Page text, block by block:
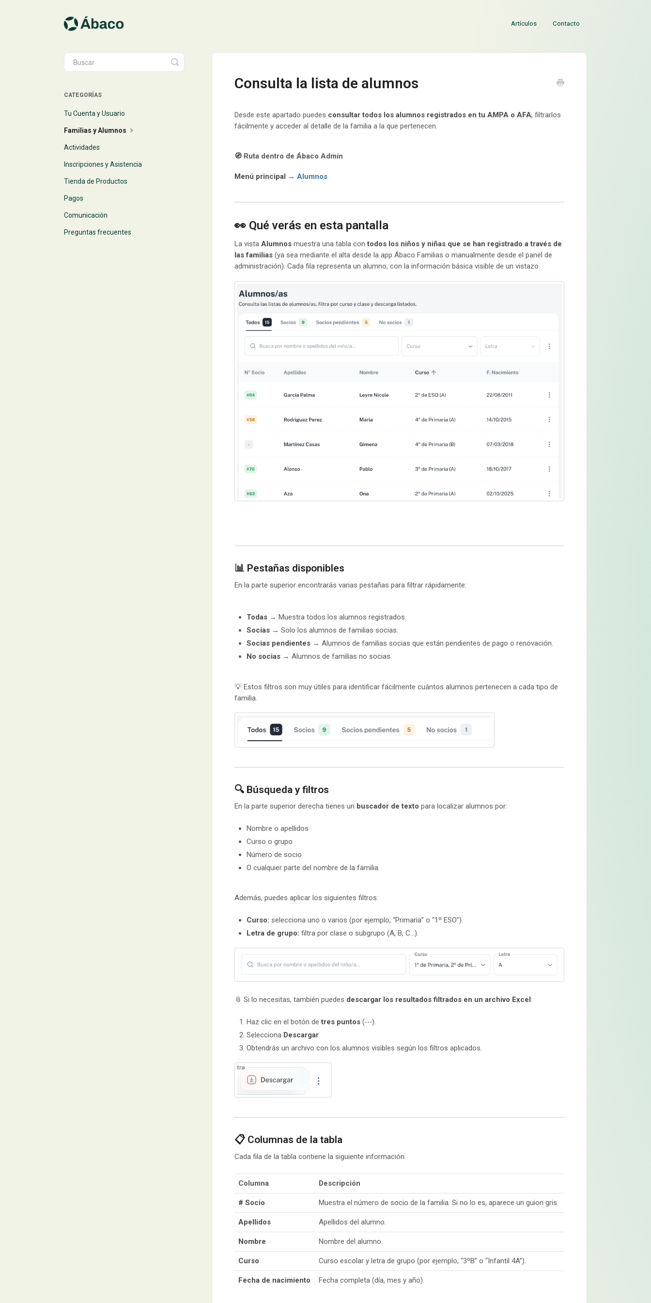
Artículos Contacto
Consulta la lista de alumnos
Desde este apartado puedes consultar todos los alumnos registrados en tu AMPA o AFA, filtrarlos
fácilmente y acceder al detalle de la familia a la que pertenecen.
🧭 Ruta dentro de Ábaco Admin
Menú principal → Alumnos
👀 Qué verás en esta pantalla
La vista Alumnosmuestra una tabla contodos los niños y niñas que se han registrado a través de
las familias(ya sea mediante el alta desde la app Ábaco Familias o manualmente desde el panel de
administración). Cada fila representa un alumno, con la información básica visible de un vistazo.
📊 Pestañas disponibles
En la parte superior encontrarás varias pestañas para filtrar rápidamente:
Todas→ Muestra todos los alumnos registrados.
Socias→ Solo los alumnos de familias socias.
Socias pendientes→ Alumnos de familias socias que están pendientes de pago o renovación.
No socias→ Alumnos de familias no socias.
💡 Estos filtros son muy útiles para identificar fácilmente cuántos alumnos pertenecen a cada tipo de
familia.
🔍 Búsqueda y filtros
En la parte superior derecha tienes un buscador de texto para localizar alumnos por:
Nombre o apellidos
Curso o grupo
Número de socio
O cualquier parte del nombre de la familia
Además, puedes aplicar los siguientes filtros:
Curso: selecciona uno o varios (por ejemplo, “Primaria” o “1º ESO”).
Letra de grupo: filtra por clase o subgrupo (A, B, C...).
📎 Si lo necesitas, también puedes descargar los resultados filtrados en un archivo Excel :
Haz clic en el botón detres puntos(⋯).
Selecciona Descargar.
Obtendrás un archivo con los alumnos visibles según los filtros aplicados.
📋 Columnas de la tabla
Cada fila de la tabla contiene la siguiente información:
Columna Descripción
# Socio Muestra el número de socio de la familia. Si no lo es, aparece un guion gris.
Apellidos Apellidos del alumno.
Nombre Nombre del alumno.
Curso Curso escolar y letra de grupo (por ejemplo, “3ºB” o “Infantil 4A”).
Fecha de nacimiento Fecha completa (día, mes y año).
Toggle
Search
CATEGORÍAS
Tu Cuenta y Usuario
Familias y Alumnos
Actividades
Inscripciones y Asistencia
Tienda de Productos
Pagos
Comunicación
Preguntas frecuentes